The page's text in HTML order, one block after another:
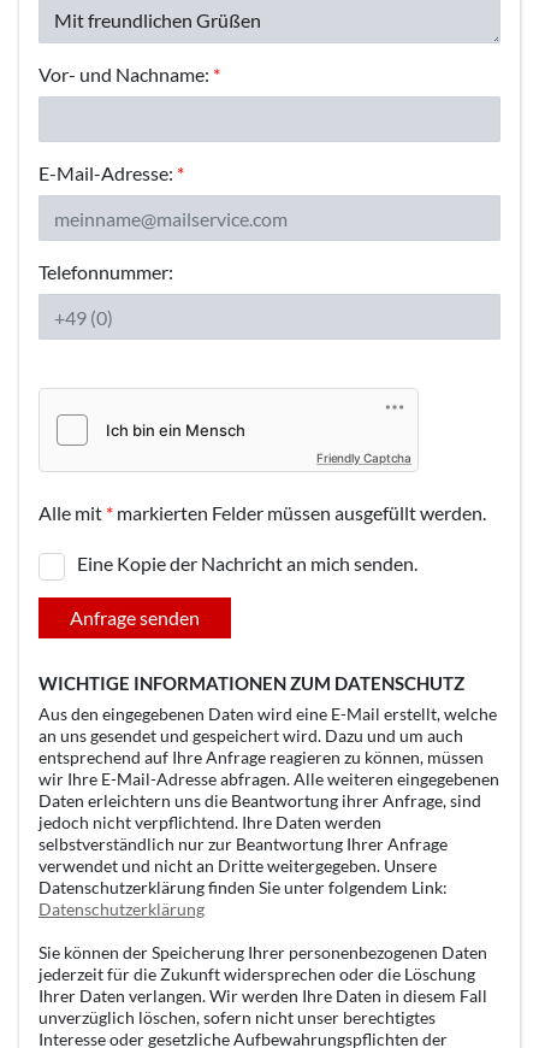
Vor- und Nachname: *
E-Mail-Adresse: *
Telefonnummer:
Friendly Captcha
Alle mit * markierten Felder müssen ausgefüllt werden.
Eine Kopie der Nachricht an mich senden.
Anfrage senden
WICHTIGE INFORMATIONEN ZUM DATENSCHUTZ
Aus den eingegebenen Daten wird eine E-Mail erstellt, welche
an uns gesendet und gespeichert wird. Dazu und um auch
entsprechend auf Ihre Anfrage reagieren zu können, müssen
wir Ihre E-Mail-Adresse abfragen. Alle weiteren eingegebenen
Daten erleichtern uns die Beantwortung ihrer Anfrage, sind
jedoch nicht verpflichtend. Ihre Daten werden
selbstverständlich nur zur Beantwortung Ihrer Anfrage
verwendet und nicht an Dritte weitergegeben. Unsere
Datenschutzerklärung finden Sie unter folgendem Link:
Datenschutzerklärung
Sie können der Speicherung Ihrer personenbezogenen Daten
jederzeit für die Zukunft widersprechen oder die Löschung
Ihrer Daten verlangen. Wir werden Ihre Daten in diesem Fall
unverzüglich löschen, sofern nicht unser berechtigtes
Interesse oder gesetzliche Aufbewahrungspflichten der